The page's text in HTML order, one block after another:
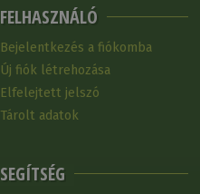
FELHASZNÁLÓ
Bejelentkezés a fiókomba
Új fiók létrehozása
Elfelejtett jelszó
Tárolt adatok
SEGÍTSÉG